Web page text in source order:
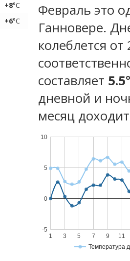
+8°C
+6°C
Февраль это
Ганновере.
колеблется от
составляет 5.5
дневной и
месяц
Температура
1 3 5 7 9 11
-5
0
5
10